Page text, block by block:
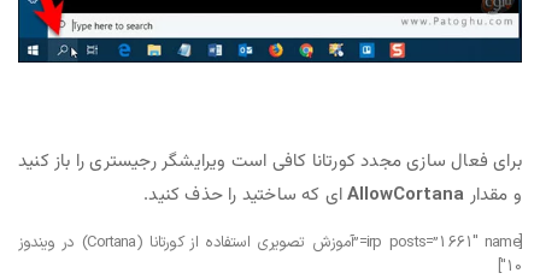
مجدد کورتانا کافی است ویرایشگر رجیستری را باز کنید
ای که ساختید را حذف کنید.
[irp posts=”1661″ name=”آموزش تصویری استفاده از کورتانا (Cortana) در ویندوز